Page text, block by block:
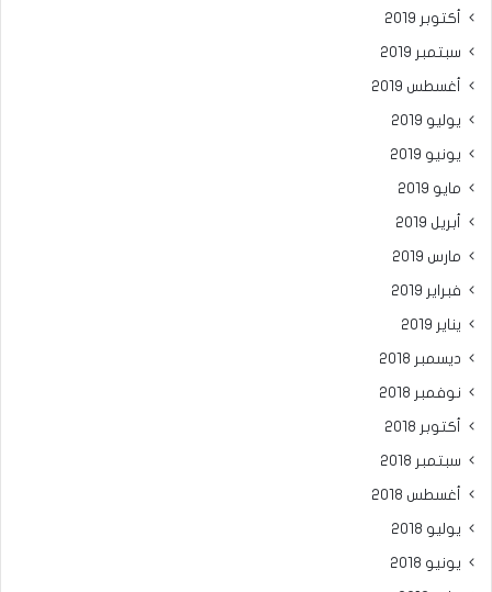
أكتوبر 2019
سبتمبر 2019
أغسطس 2019
يوليو 2019
يونيو 2019
مايو 2019
أبريل 2019
مارس 2019
فبراير 2019
يناير 2019
ديسمبر 2018
نوفمبر 2018
أكتوبر 2018
سبتمبر 2018
أغسطس 2018
يوليو 2018
يونيو 2018